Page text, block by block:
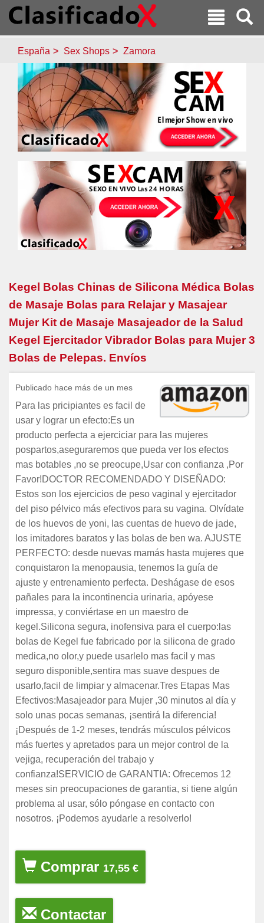
España Sex Shops Zamora
Kegel Bolas Chinas de Silicona Médica Bolas
de Masaje Bolas para Relajar y Masajear
Mujer Kit de Masaje Masajeador de la Salud
Kegel Ejercitador Vibrador Bolas para Mujer 3
Bolas de Pelepas. Envíos
Publicado hace más de un mes
Para las pricipiantes es facil de
usar y lograr un efecto:Es un
producto perfecta a ejerciciar para las mujeres
pospartos,aseguraremos que pueda ver los efectos
mas botables ,no se preocupe,Usar con confianza ,Por
Favor!DOCTOR RECOMENDADO Y DISEÑADO:
Estos son los ejercicios de peso vaginal y ejercitador
del piso pélvico más efectivos para su vagina. Olvídate
de los huevos de yoni, las cuentas de huevo de jade,
los imitadores baratos y las bolas de ben wa. AJUSTE
PERFECTO: desde nuevas mamás hasta mujeres que
conquistaron la menopausia, tenemos la guía de
ajuste y entrenamiento perfecta. Deshágase de esos
pañales para la incontinencia urinaria, apóyese
impressa, y conviértase en un maestro de
kegel.Silicona segura, inofensiva para el cuerpo:las
bolas de Kegel fue fabricado por la silicona de grado
medica,no olor,y puede usarlelo mas facil y mas
seguro disponible,sentira mas suave despues de
usarlo,facil de limpiar y almacenar.Tres Etapas Mas
Efectivos:Masajeador para Mujer ,30 minutos al día y
solo unas pocas semanas, ¡sentirá la diferencia!
¡Después de 1-2 meses, tendrás músculos pélvicos
más fuertes y apretados para un mejor control de la
vejiga, recuperación del trabajo y
confianza!SERVICIO de GARANTIA: Ofrecemos 12
meses sin preocupaciones de garantia, si tiene algún
problema al usar, sólo póngase en contacto con
nosotros. ¡Podemos ayudarle a resolverlo!
Comprar 17,55 €
Contactar